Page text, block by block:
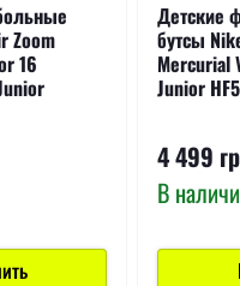
Zoom
16
Детские
бутсы
Mercurial
Junior
4 499
В